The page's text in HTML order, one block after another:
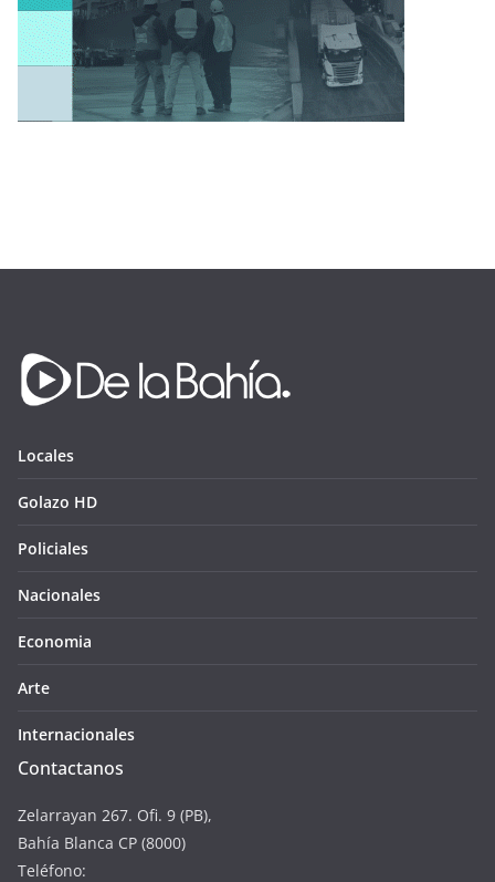
Locales
Golazo HD
Policiales
Nacionales
Economia
Arte
Internacionales
Contactanos
Zelarrayan 267. Ofi. 9 (PB),
Bahía Blanca CP (8000)
Teléfono: